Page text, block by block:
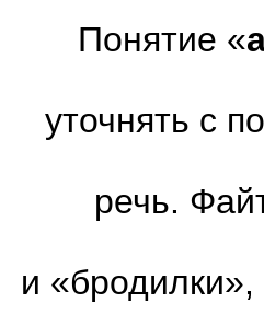
Понятие «
уточнять с
речь.
и «бродилки»,